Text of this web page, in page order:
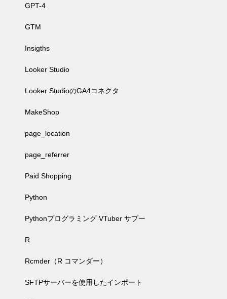
GPT-4
GTM
Insigths
Looker Studio
Looker StudioのGA4コネクタ
MakeShop
page_location
page_referrer
Paid Shopping
Python
Pythonプログラミング VTuber サプー
R
Rcmder（R コマンダー）
SFTPサーバーを使用したインポート